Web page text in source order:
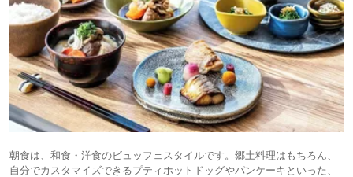
朝食は、和食・洋食のビュッフェスタイルです。郷土料理はもちろん、
自分でカスタマイズできるプティホットドッグやパンケーキといった、